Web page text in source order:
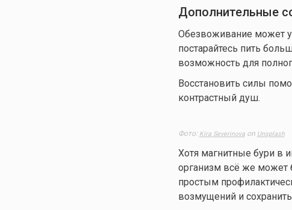
Дополнительные
Обезвоживание может
постарайтесь пить
возможность для
Восстановить силы
контрастный душ.
Фото: Kira Severinovaon Unsplash
Хотя магнитные бури в
организм всё же может
простым
возмущений и